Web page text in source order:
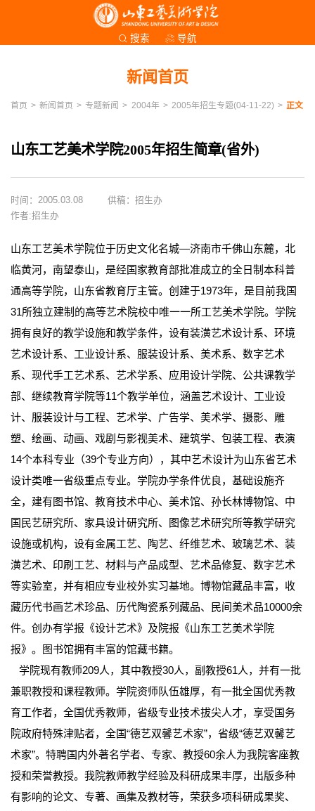
搜索 导航
新闻首页
首页 > 新闻首页 > 专题新闻 > 2004年 > 2005年招生专题(04-11-22) > 正文
山东工艺美术学院2005年招生简章(省外)
时间：2005.03.08
供稿：招生办
作者:招生办
山东工艺美术学院位于历史文化名城—济南市千佛山东麓，北
临黄河，南望泰山，是经国家教育部批准成立的全日制本科普
通高等学院，山东省教育厅主管。创建于1973年，是目前我国
31所独立建制的高等艺术院校中唯一一所工艺美术学院。学院
拥有良好的教学设施和教学条件，设有装潢艺术设计系、环境
艺术设计系、工业设计系、服装设计系、美术系、数字艺术
系、现代手工艺术系、艺术学系、应用设计学院、公共课教学
部、继续教育学院等11个教学单位，涵盖艺术设计、工业设
计、服装设计与工程、艺术学、广告学、美术学、摄影、雕
塑、绘画、动画、戏剧与影视美术、建筑学、包装工程、表演
14个本科专业（39个专业方向），其中艺术设计为山东省艺术
设计类唯一省级重点专业。学院办学条件优良，基础设施齐
全，建有图书馆、教育技术中心、美术馆、孙长林博物馆、中
国民艺研究所、家具设计研究所、图像艺术研究所等教学研究
设施或机构，设有金属工艺、陶艺、纤维艺术、玻璃艺术、装
潢艺术、印刷工艺、材料与产品成型、艺术品修复、数字艺术
等实验室，并有相应专业校外实习基地。博物馆藏品丰富，收
藏历代书画艺术珍品、历代陶瓷系列藏品、民间美术品10000余
件。创办有学报《设计艺术》及院报《山东工艺美术学院
报》。图书馆拥有丰富的馆藏书籍。
学院现有教师209人，其中教授30人，副教授61人，并有一批
兼职教授和课程教师。学院资师队伍雄厚，有一批全国优秀教
育工作者，全国优秀教师，省级专业技术拔尖人才，享受国务
院政府特殊津贴者，全国“德艺双馨艺术家”，省级“德艺双馨艺
术家”。特聘国内外著名学者、专家、教授60余人为我院客座教
授和荣誉教授。我院教师教学经验及科研成果丰厚，出版多种
有影响的论文、专著、画集及教材等，荣获多项科研成果奖、